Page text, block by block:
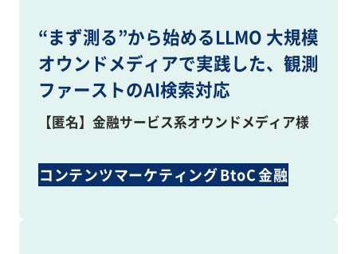
“まず測る”から始めるLLMO 大規模
オウンドメディアで実践した、観測
ファーストのAI検索対応
【匿名】金融サービス系オウンドメディア様
コンテンツマーケティングBtoC金融